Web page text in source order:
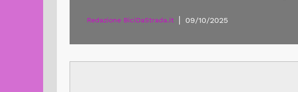
Redazione BiciDaStrada.it | 09/10/2025